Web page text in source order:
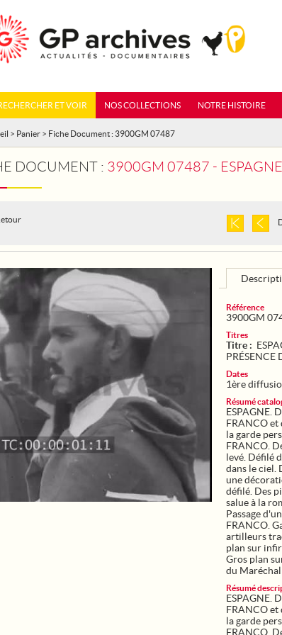
ET VOIR NOS COLLECTIONS NOTRE HISTOIRE
> Panier > Fiche Document : 3900GM 07487
DOCUMENT : 3900GM 07487 - ESPAGNE. DÉFILÉ DE
Référence
3900GM
Titres
Titre :
PRÉSENCE
Dates
1ère
Résumé
ESPAGNE.
FRANCO et
la garde
FRANCO.
levé. Défilé
dans le ciel.
une
défilé. Des
salue à la
Passage
FRANCO.
artilleurs
plan sur
Gros plan
du
Résumé
ESPAGNE.
FRANCO et
la garde
FRANCO.